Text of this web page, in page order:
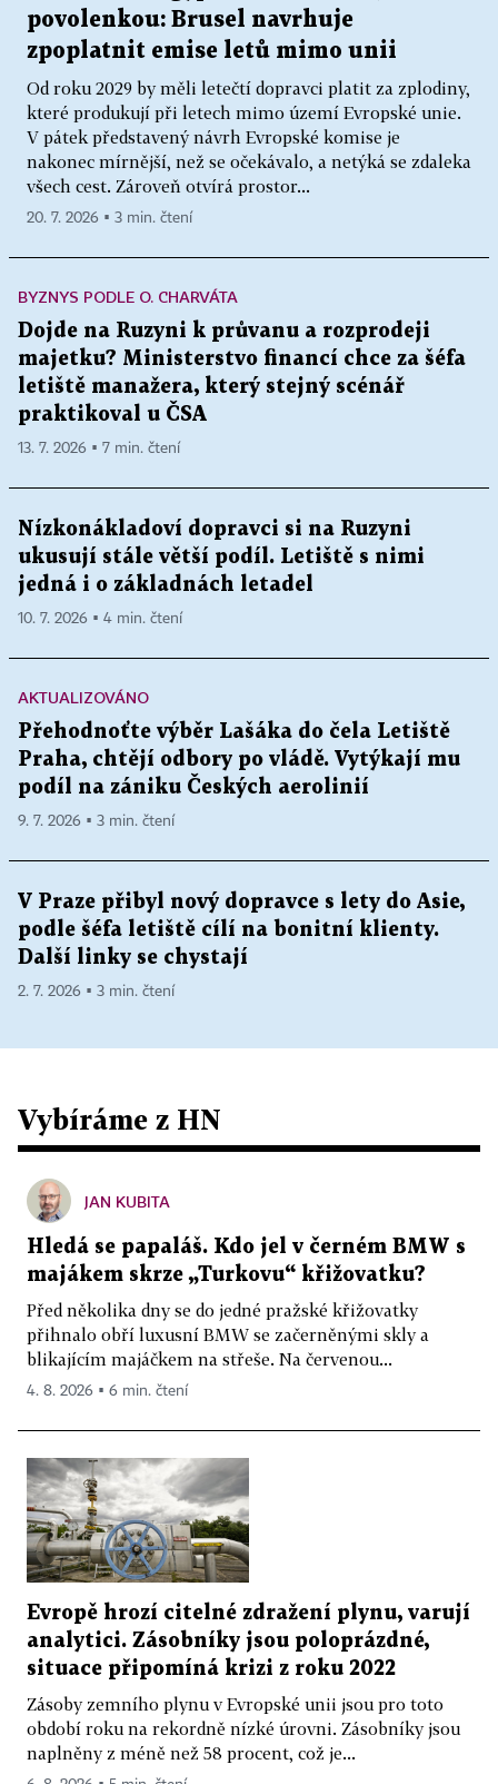
povolenkou: Brusel navrhuje
zpoplatnit emise letů mimo unii
Od roku 2029 by měli letečtí dopravci platit za zplodiny,
které produkují při letech mimo území Evropské unie.
V pátek představený návrh Evropské komise je
nakonec mírnější, než se očekávalo, a netýká se zdaleka
všech cest. Zároveň otvírá prostor...
20. 7. 2026 ▪ 3 min. čtení
BYZNYS PODLE O. CHARVÁTA
Dojde na Ruzyni k průvanu a rozprodeji
majetku? Ministerstvo financí chce za šéfa
letiště manažera, který stejný scénář
praktikoval u ČSA
13. 7. 2026 ▪ 7 min. čtení
Nízkonákladoví dopravci si na Ruzyni
ukusují stále větší podíl. Letiště s nimi
jedná i o základnách letadel
10. 7. 2026 ▪ 4 min. čtení
AKTUALIZOVÁNO
Přehodnoťte výběr Lašáka do čela Letiště
Praha, chtějí odbory po vládě. Vytýkají mu
podíl na zániku Českých aerolinií
9. 7. 2026 ▪ 3 min. čtení
V Praze přibyl nový dopravce s lety do Asie,
podle šéfa letiště cílí na bonitní klienty.
Další linky se chystají
2. 7. 2026 ▪ 3 min. čtení
Vybíráme z HN
JAN KUBITA
Hledá se papaláš. Kdo jel v černém BMW s
majákem skrze „Turkovu“ křižovatku?
Před několika dny se do jedné pražské křižovatky
přihnalo obří luxusní BMW se začerněnými skly a
blikajícím majáčkem na střeše. Na červenou...
4. 8. 2026 ▪ 6 min. čtení
Evropě hrozí citelné zdražení plynu, varují
analytici. Zásobníky jsou poloprázdné,
situace připomíná krizi z roku 2022
Zásoby zemního plynu v Evropské unii jsou pro toto
období roku na rekordně nízké úrovni. Zásobníky jsou
naplněny z méně než 58 procent, což je...